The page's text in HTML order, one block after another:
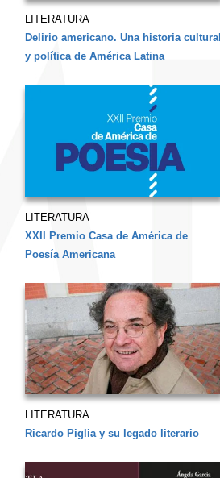
LITERATURA
Delirio americano. Una historia cultural
y política de América Latina
LITERATURA
XXII Premio Casa de América de
Poesía Americana
LITERATURA
Ricardo Piglia y su legado literario